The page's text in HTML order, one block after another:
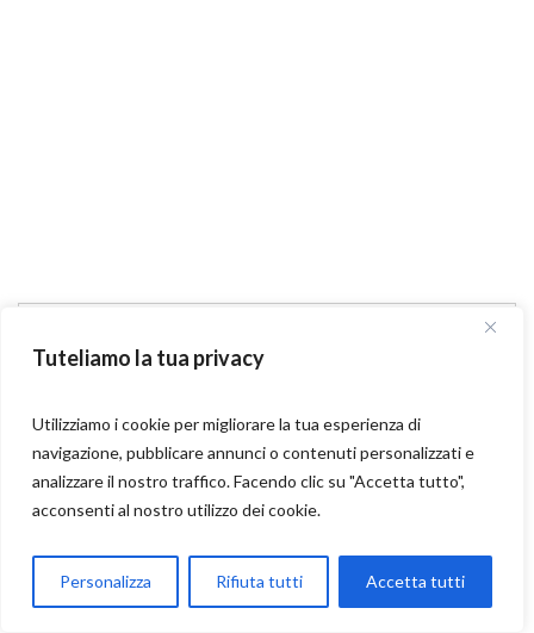
Tuteliamo la tua privacy
Utilizziamo i cookie per migliorare la tua esperienza di
navigazione, pubblicare annunci o contenuti personalizzati e
analizzare il nostro traffico. Facendo clic su "Accetta tutto",
acconsenti al nostro utilizzo dei cookie.
Personalizza Rifiuta tutti Accetta tutti
Articoli recenti
Motoexplora al Motodays di Roma 2026
Parla con Motoexplora